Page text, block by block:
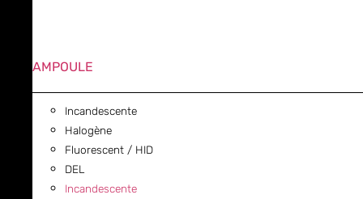
AMPOULE
Incandescente
Halogène
Fluorescent / HID
DEL
Incandescente